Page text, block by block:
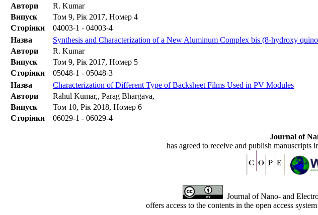
Автори
R. Kumar
Випуск
Том 9, Рік 2017, Номер 4
Сторінки
04003-1 - 04003-4
Назва
Synthesis and Characterization of a New Aluminum Complex bis (8-hydroxy
Автори
R. Kumar
Випуск
Том 9, Рік 2017, Номер 5
Сторінки
05048-1 - 05048-3
Назва
Characterization of Different Type of Backsheet Films Used in PV Modules
Автори
Rahul Kumar,, Parag Bhargava,
Випуск
Том 10, Рік 2018, Номер 6
Сторінки
06029-1 - 06029-4
Journal of
has agreed to receive and publish
Journal of Nano- and
offers access to the contents in the open access